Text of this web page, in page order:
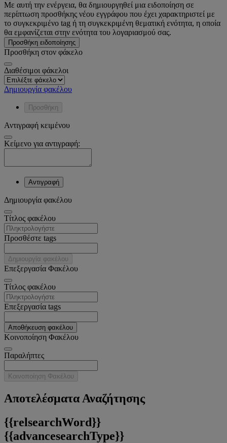
Με αυτή την ενέργεια, θα δημιουργηθεί μια ειδοποίηση σε
περίπτωση προσθήκης νέου εγγράφου που έχει χαρακτηριστεί με
το συγκεκριμένο tag ή τη συγκεκριμένη θεματική ενότητα, η οποία
θα εμφανίζεται στην ενότητα του λογαριασμού σας.
Προσθήκη ειδοποίησης
Προσθήκη στον φάκελο
Διαθέσιμοι φάκελοι
Δημιουργία φακέλου
Προσθήκη
Αντιγραφή κειμένου
Κείμενο για αντιγραφή:
Αντιγραφή
Δημιουργία φακέλου
Tίτλος φακέλου
Προσθέστε tags
Δημιουργία φακέλου
Επεξεργασία Φακέλου
Tίτλος φακέλου
Επεξεργασία tags
Αποθήκευση φακέλου
Κοινοποίηση Φακέλου
Παραλήπτες
Κοινοποίηση Φακέλου
Αποτελέσματα Αναζήτησης
{{relsearchWord}}
{{advancesearchType}}